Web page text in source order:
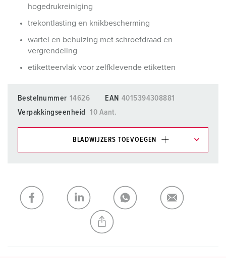
hogedrukreiniging
trekontlasting en knikbescherming
wartel en behuizing met schroefdraad en
vergrendeling
etiketteervlak voor zelfklevende etiketten
Bestelnummer 14626 EAN 4015394308881
Verpakkingseenheid
10 Aant.
BLADWIJZERS TOEVOEGEN
Mijn lijst TOEVOEGEN
NIEUW LIJST MAKEN